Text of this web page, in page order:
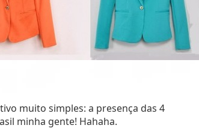
muito simples: a presença das 4
minha gente! Hahaha.